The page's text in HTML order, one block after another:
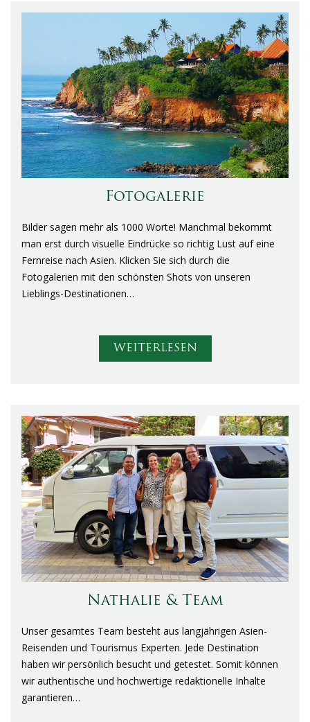
Fotogalerie
Bilder sagen mehr als 1000 Worte! Manchmal bekommt
man erst durch visuelle Eindrücke so richtig Lust auf eine
Fernreise nach Asien. Klicken Sie sich durch die
Fotogalerien mit den schönsten Shots von unseren
Lieblings-Destinationen…
WEITERLESEN
Nathalie & Team
Unser gesamtes Team besteht aus langjährigen Asien-
Reisenden und Tourismus Experten. Jede Destination
haben wir persönlich besucht und getestet. Somit können
wir authentische und hochwertige redaktionelle Inhalte
garantieren…